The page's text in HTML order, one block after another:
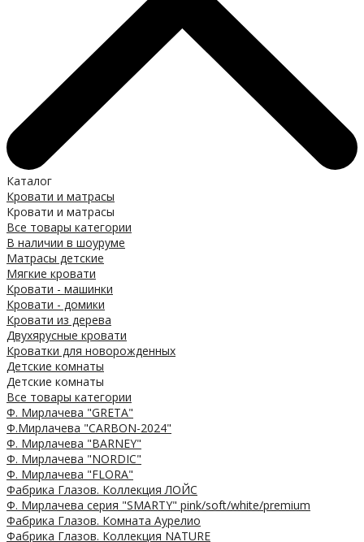
Каталог
Кровати и матрасы
Кровати и матрасы
Все товары категории
В наличии в шоуруме
Матрасы детские
Мягкие кровати
Кровати - машинки
Кровати - домики
Кровати из дерева
Двухярусные кровати
Кроватки для новорожденных
Детские комнаты
Детские комнаты
Все товары категории
Ф. Мирлачева "GRETA"
Ф.Мирлачева "CARBON-2024"
Ф. Мирлачева "BARNEY"
Ф. Мирлачева "NORDIC"
Ф. Мирлачева "FLORA"
Фабрика Глазов. Коллекция ЛОЙС
Ф. Мирлачева серия "SMARTY" pink/soft/white/premium
Фабрика Глазов. Комната Аурелио
Фабрика Глазов. Коллекция NATURE